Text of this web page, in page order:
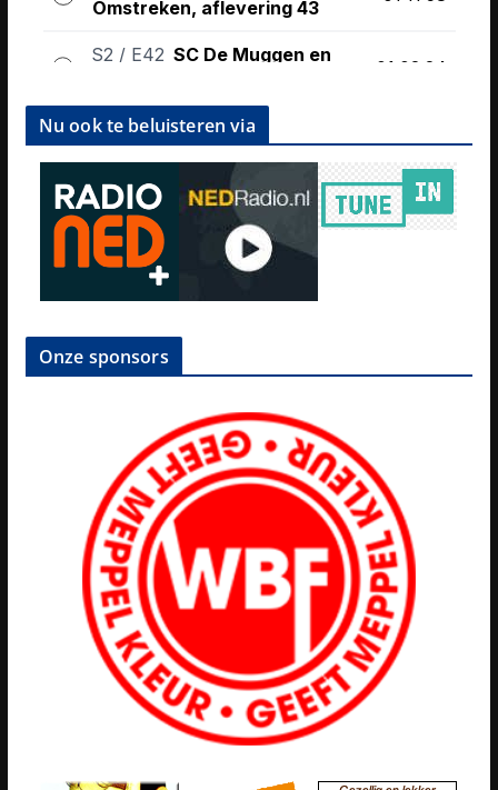
Nu ook te beluisteren via
Onze sponsors